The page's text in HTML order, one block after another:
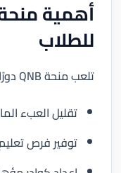
أهمية
للطلاب
تلعب منحة QNB دورًا مهمًا في:
تقليل العبء
توفير فرص